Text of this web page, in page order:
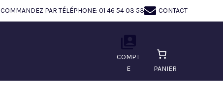
COMMANDEZ PAR TÉLÉPHONE: 01 46 54 03 53 CONTACT
COMPT
E
PANIER